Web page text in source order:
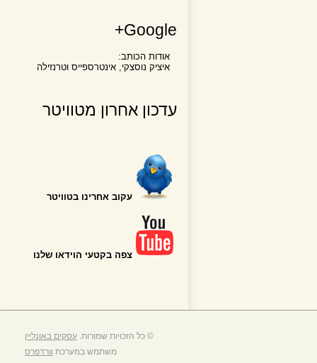
Google+
אודות הכותב:
איציק נוסצקי, אינטרספייס וטרנזילה
עדכון אחרון מטוויטר
עקוב אחרינו בטוויטר
צפה בקטעי הוידאו שלנו
© כל הזכויות שמורות.עסקים באונליין
משתמש במערכתוורדפרס